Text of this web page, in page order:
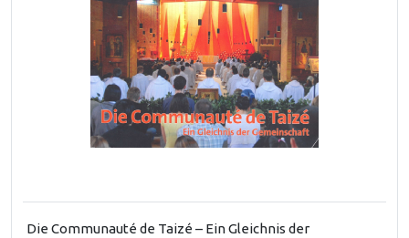
Die Communauté de Taizé – Ein Gleichnis der